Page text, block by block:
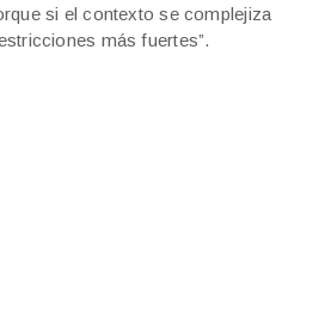
si el contexto se complejiza
más fuertes”.